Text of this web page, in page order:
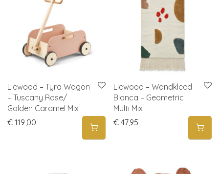
Liewood – Tyra Wagon
– Tuscany Rose/
Golden Caramel Mix
€ 119,00
Liewood – Wandkleed
Blanca – Geometric
Multi Mix
€ 47,95